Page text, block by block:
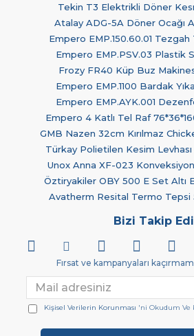
Tekin T3 Elektrikli Döner
Atalay ADG-5A Döner Ocağı
Empero EMP.150.60.01 Tezgah
Empero EMP.PSV.03 Plastik
Frozy FR40 Küp Buz
Empero EMP.1100 Bardak
Empero EMP.AYK.001
Empero 4 Katlı Tel Raf
GMB Nazen 32cm Kırılmaz
Türkay Polietilen Kesim
Unox Anna XF-023
Öztiryakiler OBY 500 E Set Altı
Avatherm Resital Termo Tepsi
Bizi Takip
Fırsat ve kampanyaları
Kişisel Verilerin Korunması 'ni Okudum Ve